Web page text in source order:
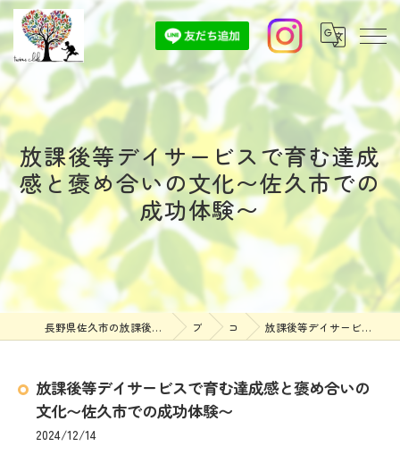
放課後等デイサービスで育む達成
感と褒め合いの文化〜佐久市での
成功体験〜
長野県佐久市の放課後等デイサービスなら放課後等デイサービスついんずくらぶ ブログ コラム 放課後等デイサービスで育む達成感と褒め合いの文化〜佐久市での成功体験〜
放課後等デイサービスで育む達成感と褒め合いの
文化〜佐久市での成功体験〜
2024/12/14